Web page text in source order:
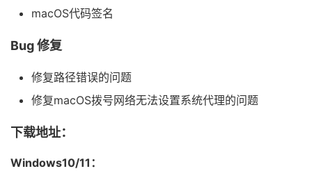
macOS代码签名
Bug 修复
修复路径错误的问题
修复macOS拨号网络无法设置系统代理的问题
下载地址：
Windows10/11：